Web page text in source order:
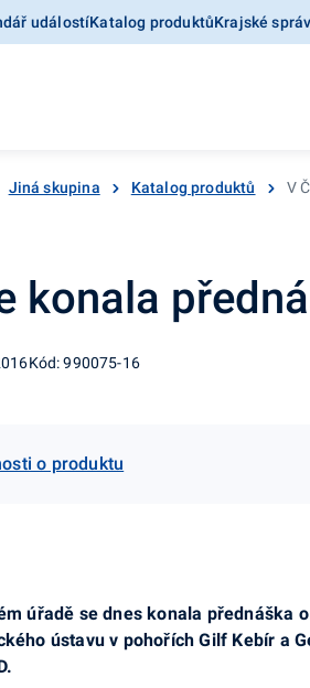
událostíKatalog produktůKrajské
Jiná skupina Katalog produktů V
konala
Kód: 990075-16
o produktu
úřadě se dnes konala přednáška
ústavu v pohořích Gilf Kebír a